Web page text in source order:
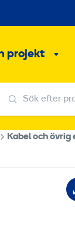
projekt
Sök efter
Sök efter
Kabel och